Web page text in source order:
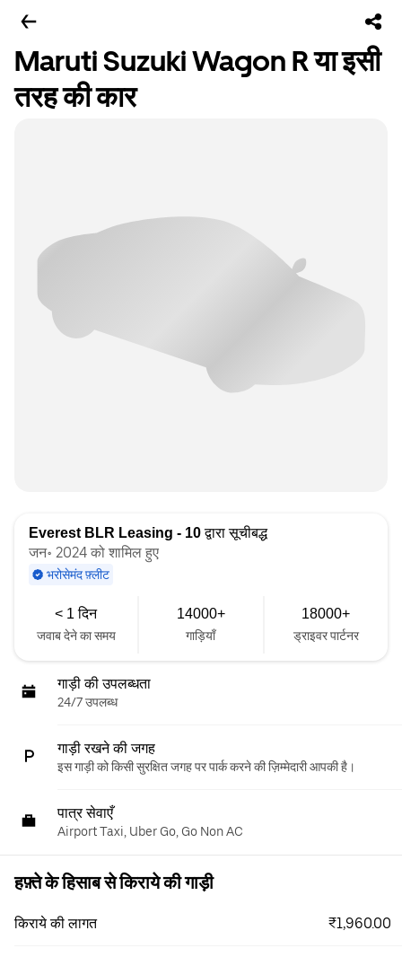
Maruti Suzuki Wagon R या इसी
तरह की कार
Everest BLR Leasing - 10द्वारा सूचीबद्ध
जन॰ 2024 को शामिल हुए
भरोसेमंद फ़्लीट
< 1 दिन
जवाब देने का समय
14000+
गाड़ियाँ
18000+
ड्राइवर पार्टनर
गाड़ी की उपलब्धता
24/7 उपलब्ध
गाड़ी रखने की जगह
इस गाड़ी को किसी सुरक्षित जगह पर पार्क करने की ज़िम्मेदारी आपकी है।
पात्र सेवाएँ
Airport Taxi, Uber Go, Go Non AC
हफ़्ते के हिसाब से किराये की गाड़ी
किराये की लागत ₹1,960.00